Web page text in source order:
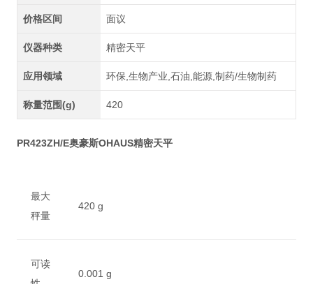
价格区间 面议
仪器种类 精密天平
应用领域 环保,生物产业,石油,能源,制药/生物制药
称量范围(g) 420
PR423ZH/E奥豪斯OHAUS精密天平
最大
秤量
420 g
可读
0.001 g